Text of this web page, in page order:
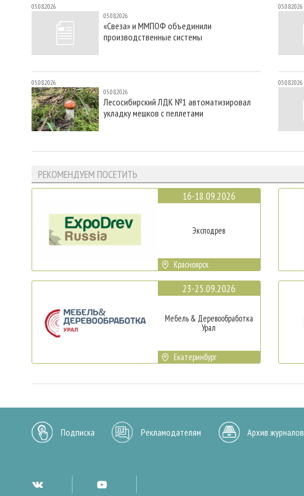
05.08.2026
05.08.2026
«Свеза» и ММПОФ объединили
производственные системы
05.08.2026
05.08.2026
Лесосибирский ЛДК №1 автоматизировал
укладку мешков с пеллетами
05.08.2026
05.08.2026
РЕКОМЕНДУЕМ ПОСЕТИТЬ
16-18.09.2026
Эксподрев
Красноярск
23-25.09.2026
Мебель & Деревообработка
Урал
Екатеринбург
Подписка Рекламодателям Архив журналов